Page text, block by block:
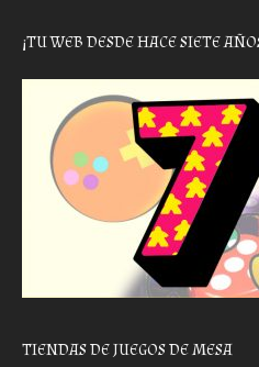
¡TU WEB DESDE HACE SIETE
TIENDAS DE JUEGOS DE MESA